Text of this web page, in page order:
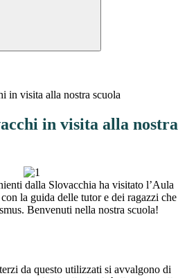
in visita alla nostra scuola
in visita alla nostra
dalla Slovacchia ha visitato l’Aula
la guida delle tutor e dei ragazzi che
Benvenuti nella nostra scuola!
da questo utilizzati si avvalgono di